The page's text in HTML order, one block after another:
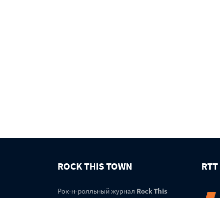
ROCK THIS TOWN
Рок-н-ролльный журнал Rock This